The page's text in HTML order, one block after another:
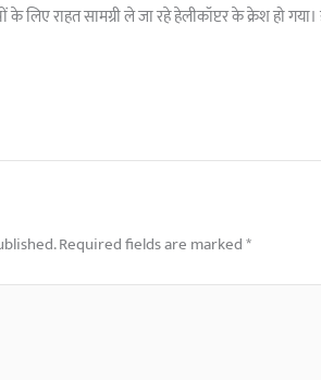
के लिए राहत सामग्री ले जा रहे हेलीकॉप्टर के क्रेश हो
Required fields are marked*